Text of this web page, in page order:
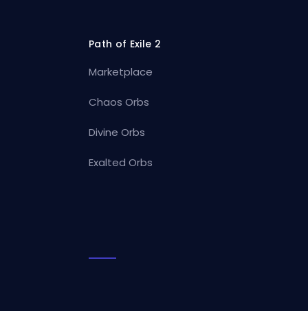
Path of Exile 2
Marketplace
Chaos Orbs
Divine Orbs
Exalted Orbs